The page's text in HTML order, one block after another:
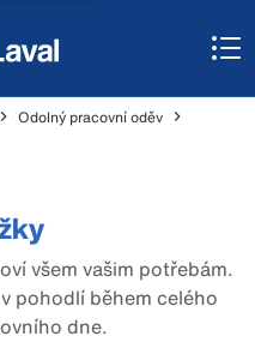
Odolný pracovní oděv
všem vašim potřebám.
pohodlí během celého
dne.